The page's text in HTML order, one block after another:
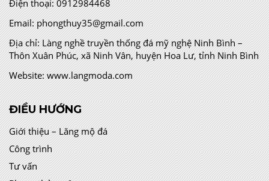
Website: www.langmoda.com
ĐIỀU HƯỚNG
Giới thiệu – Lăng mộ đá
Công trình
Tư vấn
Phong thủy mộ
Hướng dẫn đặt hàng
Giá mộ đá
Mộ đá Thanh Hóa